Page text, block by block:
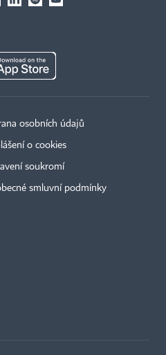
osobních údajů
o cookies
soukromí
smluvní podmínky